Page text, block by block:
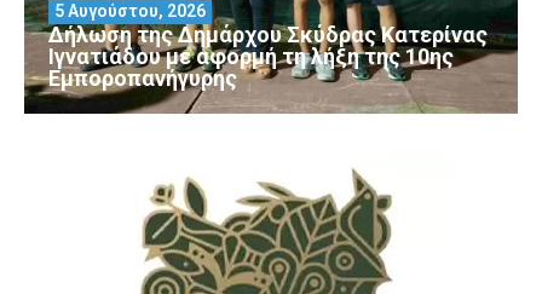
Δήλωση της Δημάρχου Σκύδρας Κατερίνας
Ιγνατιάδου με αφορμή τη λήξη της 10ης
Εμποροπανήγυρης
5 Αυγούστου, 2026